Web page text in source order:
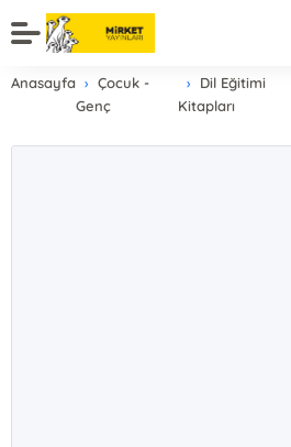
Anasayfa
Çocuk -
Genç
Dil Eğitimi
Kitapları